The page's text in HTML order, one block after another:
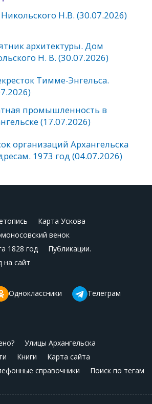
Н.В. (30.07.2026)
архитектуры. Дом
Н. В. (30.07.2026)
Тимме-Энгельса.
промышленность в
(17.07.2026)
организаций Архангельска
1973 год (04.07.2026)
Карта Ускова
венок
1828 год
Публикации.
на сайт
Одноклассники
Телеграм
Улицы Архангельска
Книги
Карта сайта
справочники Поиск по тегам